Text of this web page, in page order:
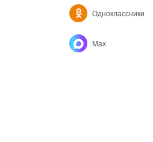
Одноклассники
Max